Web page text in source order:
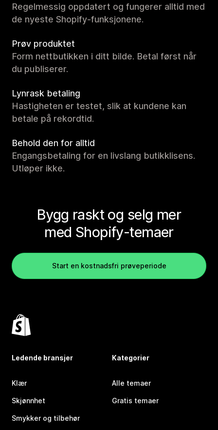
Regelmessig oppdatert og fungerer alltid med
de nyeste Shopify-funksjonene.
Prøv produktet
Form nettbutikken i ditt bilde. Betal først når
du publiserer.
Lynrask betaling
Hastigheten er testet, slik at kundene kan
betale på rekordtid.
Behold den for alltid
Engangsbetaling for en livslang butikklisens.
Utløper ikke.
Bygg raskt og selg mer
med Shopify-temaer
Start en kostnadsfri prøveperiode
Ledende bransjer
Klær
Skjønnhet
Smykker og tilbehør
Kategorier
Alle temaer
Gratis temaer